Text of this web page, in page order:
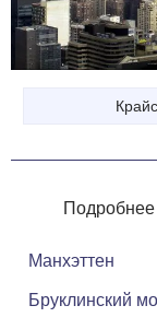
Манхэттен
Бруклинский